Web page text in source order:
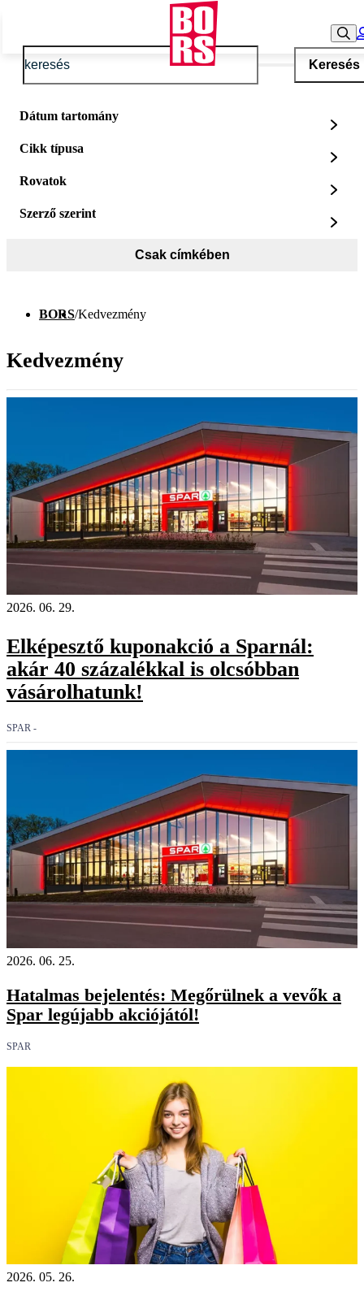
Keresés
Dátum tartomány
Cikk típusa
Rovatok
Szerző szerint
Csak címkében
BORS/Kedvezmény
Kedvezmény
2026. 06. 29.
Elképesztő kuponakció a Sparnál:
akár 40 százalékkal is olcsóbban
vásárolhatunk!
SPAR -
2026. 06. 25.
Hatalmas bejelentés: Megőrülnek a vevők a
Spar legújabb akciójától!
SPAR
2026. 05. 26.